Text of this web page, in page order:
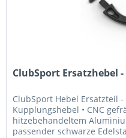
ClubSport Ersatzhebel
ClubSport Hebel Ersatzteil
Kupplungshebel • CNC
hitzebehandeltem
passender schwarze